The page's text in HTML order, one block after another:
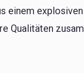
einem
Qualitäten